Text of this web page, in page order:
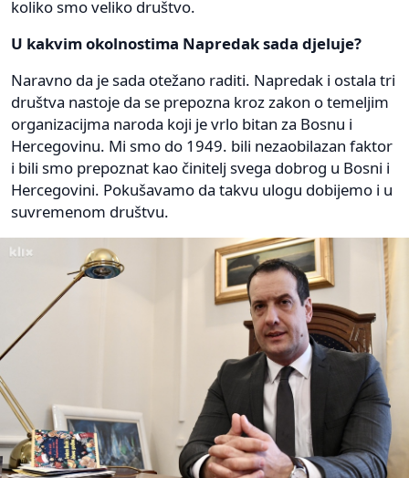
koliko smo veliko društvo.
U kakvim okolnostima Napredak sada djeluje?
Naravno da je sada otežano raditi. Napredak i ostala tri
društva nastoje da se prepozna kroz zakon o temeljim
organizacijma naroda koji je vrlo bitan za Bosnu i
Hercegovinu. Mi smo do 1949. bili nezaobilazan faktor
i bili smo prepoznat kao činitelj svega dobrog u Bosni i
Hercegovini. Pokušavamo da takvu ulogu dobijemo i u
suvremenom društvu.